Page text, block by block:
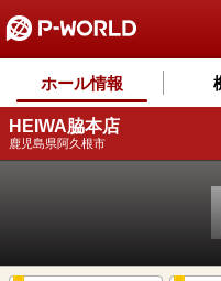
ホール情報
HEIWA脇本店
鹿児島県阿久根市